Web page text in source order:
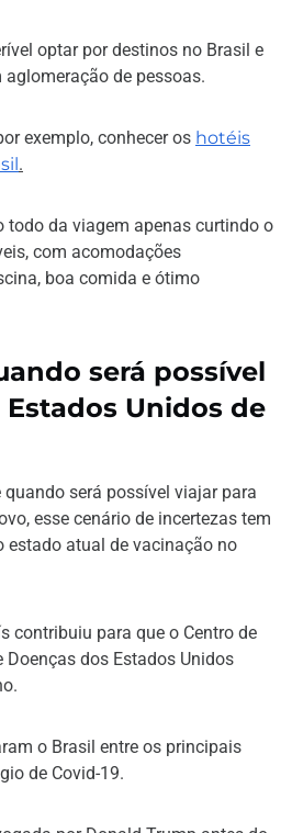
optar por destinos no Brasil e
de pessoas.
exemplo, conhecer os hotéis
.
todo da viagem apenas curtindo o
com acomodações
boa comida e ótimo
será possível
Unidos de
será possível viajar para
esse cenário de incertezas tem
atual de vacinação no
contribuiu para que o Centro de
Doenças dos Estados Unidos
o Brasil entre os principais
de Covid-19.